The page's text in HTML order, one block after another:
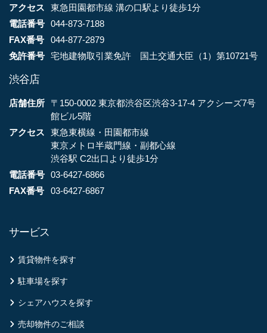
アクセス
東急田園都市線 溝の口駅より徒歩1分
電話番号 044-873-7188
FAX番号
044-877-2879
免許番号 宅地建物取引業免許 国土交通大臣（1）第10721号
渋谷店
店舗住所
〒150-0002 東京都渋谷区渋谷3-17-4 アクシーズ7号
館ビル5階
アクセス
東急東横線・田園都市線
東京メトロ半蔵門線・副都心線
渋谷駅 C2出口より徒歩1分
電話番号 03-6427-6866
FAX番号
03-6427-6867
サービス
賃貸物件を探す
駐車場を探す
シェアハウスを探す
売却物件のご相談